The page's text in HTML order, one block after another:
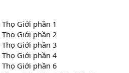
Giới phần 1
Giới phần 2
Giới phần 3
Giới phần 4
Giới phần 6